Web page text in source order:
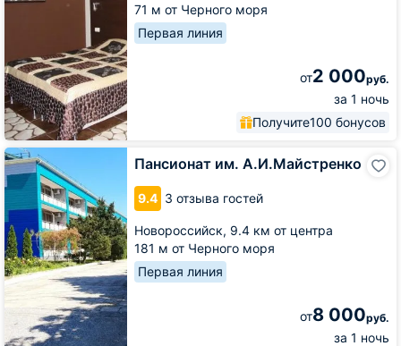
71 м от Черного моря
Первая линия
от2 000руб.
за 1 ночь
Получите100 бонусов
Пансионат им. А.И.Майстренко
9.4 3 отзыва гостей
Новороссийск, 9.4 км от центра
181 м от Черного моря
Первая линия
от8 000руб.
за 1 ночь
Пансионат
им.
А.И.Майстренко